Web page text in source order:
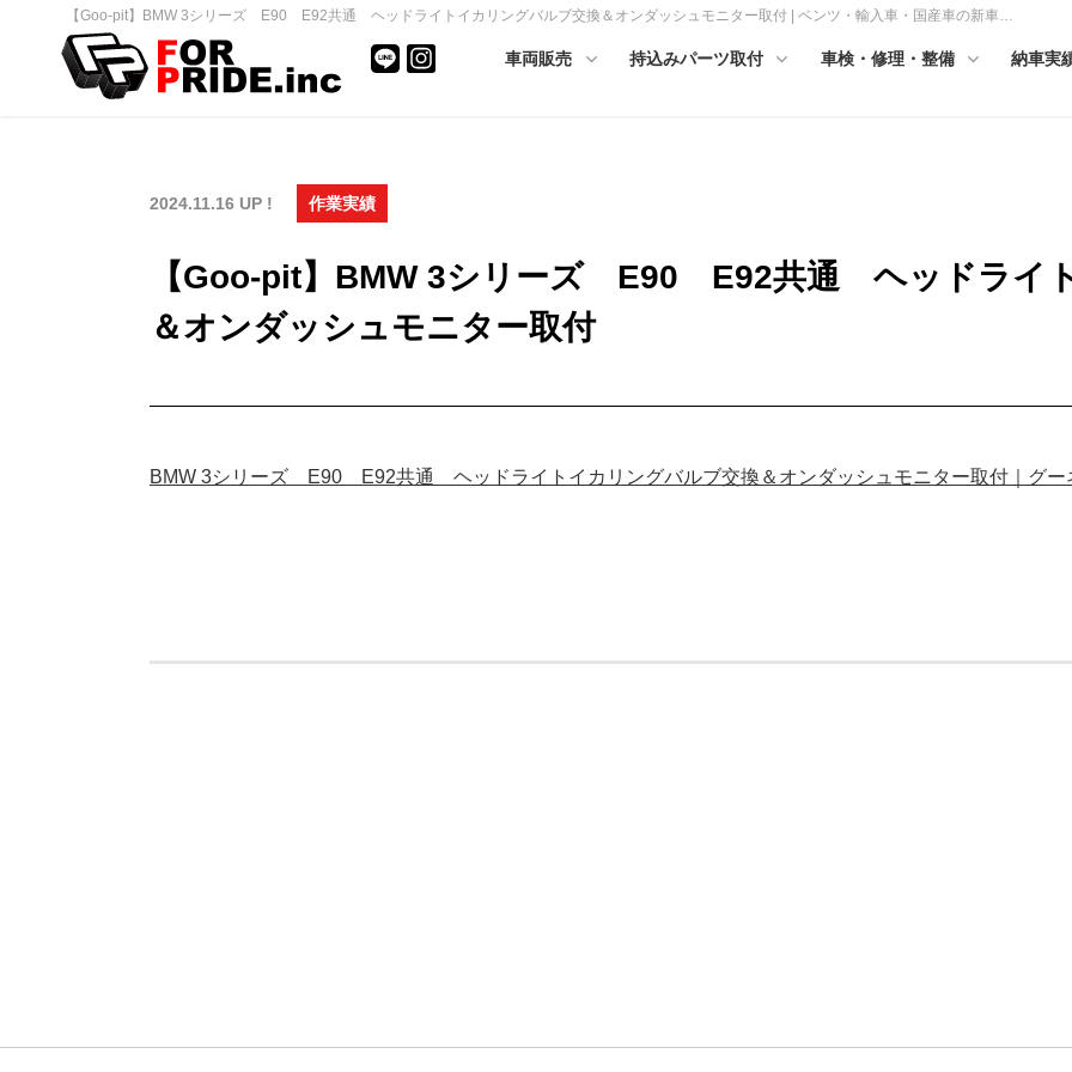
【Goo-pit】BMW 3シリーズ E90 E92共通 ヘッドライトイカリングバルブ交換＆オンダッシュモニター取付 | ベンツ・輸入車・国産車の新車…
車両販売 持込みパーツ取付 車検・修理・整備 納車実
2024.11.16 UP ! 作業実績
【Goo-pit】BMW 3シリーズ E90 E92共通 ヘッドライ
＆オンダッシュモニター取付
BMW 3シリーズ E90 E92共通 ヘッドライトイカリングバルブ交換＆オンダッシュモニター取付｜グー